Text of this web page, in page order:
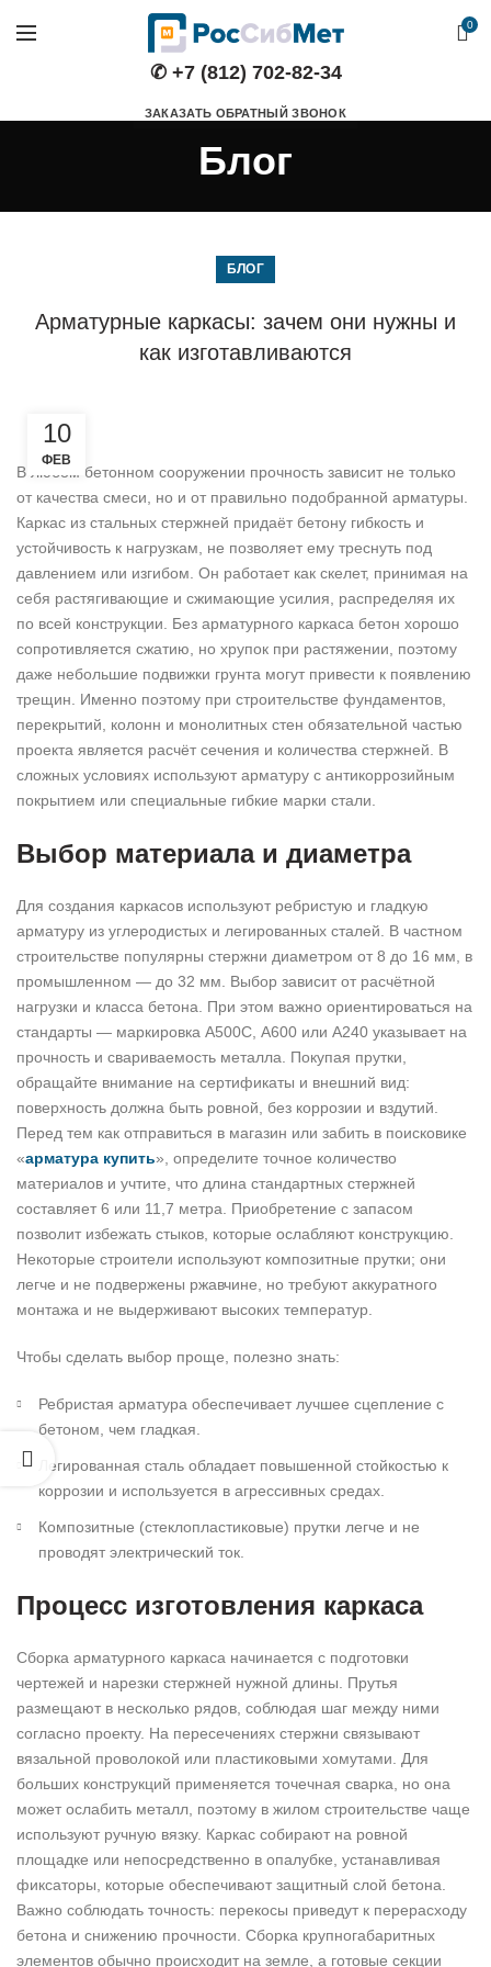
0
✆ +7 (812) 702-82-34
ЗАКАЗАТЬ ОБРАТНЫЙ ЗВОНОК
Блог
БЛОГ
Арматурные каркасы: зачем они нужны и
как изготавливаются
10
ФЕВ
В любом бетонном сооружении прочность зависит не только
от качества смеси, но и от правильно подобранной арматуры.
Каркас из стальных стержней придаёт бетону гибкость и
устойчивость к нагрузкам, не позволяет ему треснуть под
давлением или изгибом. Он работает как скелет, принимая на
себя растягивающие и сжимающие усилия, распределяя их
по всей конструкции. Без арматурного каркаса бетон хорошо
сопротивляется сжатию, но хрупок при растяжении, поэтому
даже небольшие подвижки грунта могут привести к появлению
трещин. Именно поэтому при строительстве фундаментов,
перекрытий, колонн и монолитных стен обязательной частью
проекта является расчёт сечения и количества стержней. В
сложных условиях используют арматуру с антикоррозийным
покрытием или специальные гибкие марки стали.
Выбор материала и диаметра
Для создания каркасов используют ребристую и гладкую
арматуру из углеродистых и легированных сталей. В частном
строительстве популярны стержни диаметром от 8 до 16 мм, в
промышленном — до 32 мм. Выбор зависит от расчётной
нагрузки и класса бетона. При этом важно ориентироваться на
стандарты — маркировка А500С, А600 или А240 указывает на
прочность и свариваемость металла. Покупая прутки,
обращайте внимание на сертификаты и внешний вид:
поверхность должна быть ровной, без коррозии и вздутий.
Перед тем как отправиться в магазин или забить в поисковике
«арматура купить», определите точное количество
материалов и учтите, что длина стандартных стержней
составляет 6 или 11,7 метра. Приобретение с запасом
позволит избежать стыков, которые ослабляют конструкцию.
Некоторые строители используют композитные прутки; они
легче и не подвержены ржавчине, но требуют аккуратного
монтажа и не выдерживают высоких температур.
Чтобы сделать выбор проще, полезно знать:
Ребристая арматура обеспечивает лучшее сцепление с
бетоном, чем гладкая.
Легированная сталь обладает повышенной стойкостью к
коррозии и используется в агрессивных средах.
Композитные (стеклопластиковые) прутки легче и не
проводят электрический ток.
Процесс изготовления каркаса
Сборка арматурного каркаса начинается с подготовки
чертежей и нарезки стержней нужной длины. Прутья
размещают в несколько рядов, соблюдая шаг между ними
согласно проекту. На пересечениях стержни связывают
вязальной проволокой или пластиковыми хомутами. Для
больших конструкций применяется точечная сварка, но она
может ослабить металл, поэтому в жилом строительстве чаще
используют ручную вязку. Каркас собирают на ровной
площадке или непосредственно в опалубке, устанавливая
фиксаторы, которые обеспечивают защитный слой бетона.
Важно соблюдать точность: перекосы приведут к перерасходу
бетона и снижению прочности. Сборка крупногабаритных
элементов обычно происходит на земле, а готовые секции